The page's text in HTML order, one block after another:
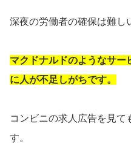
深夜の労働者の確保は難し
マクドナルドのようなサー
に人が不足しがちです。
コンビニの求人広告を見て
す。